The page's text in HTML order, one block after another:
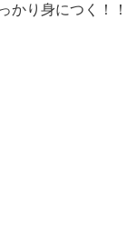
かり身につく！！